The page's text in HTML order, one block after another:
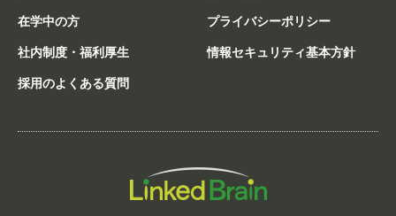
在学中の方
社内制度・福利厚生
採用のよくある質問
プライバシーポリシー
情報セキュリティ基本方針